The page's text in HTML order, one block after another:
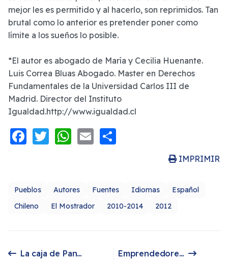
mejor les es permitido y al hacerlo, son reprimidos. Tan
brutal como lo anterior es pretender poner como
límite a los sueños lo posible.
*El autor es abogado de María y Cecilia Huenante.
Luis Correa Bluas Abogado. Master en Derechos
Fundamentales de la Universidad Carlos III de
Madrid. Director del Instituto
Igualdad.http://www.igualdad.cl
Facebook
Twitter
WhatsApp
Email
IMPRIMIR
Pueblos Autores Fuentes Idiomas
Español
Chileno
El Mostrador 2010-2014 2012
La caja de Pandora
Artículo siguiente: Emprendedores mapuches en Silicon Valley
Emprendedores mapuches en Silicon Valley